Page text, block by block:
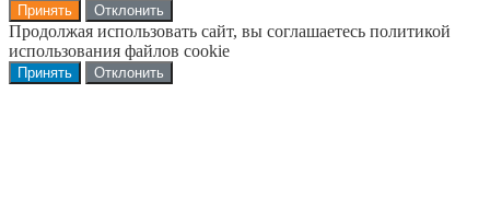
Принять Отклонить
Продолжая использовать сайт, вы соглашаетесь политикой
использования файлов cookie
Принять Отклонить